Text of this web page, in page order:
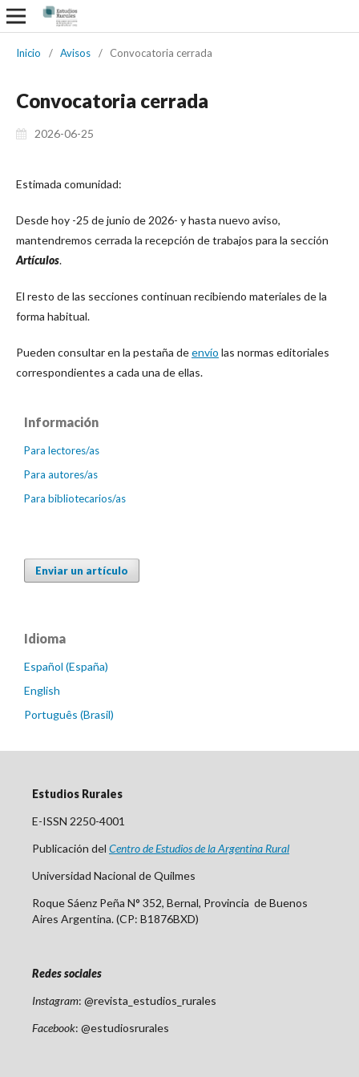
Inicio / Avisos / Convocatoria cerrada
Convocatoria cerrada
2026-06-25
Estimada comunidad:
Desde hoy -25 de junio de 2026- y hasta nuevo aviso,
mantendremos cerrada la recepción de trabajos para la sección
Artículos.
El resto de las secciones continuan recibiendo materiales de la
forma habitual.
Pueden consultar en la pestaña deenvío las normas editoriales
correspondientes a cada una de ellas.
Información
Para lectores/as
Para autores/as
Para bibliotecarios/as
Enviar un artículo
Idioma
Español (España)
English
Português (Brasil)
Estudios Rurales
E-ISSN 2250-4001
Publicación del Centrode Estudios de la Argentina Rural
Universidad Nacional de Quilmes
Roque Sáenz Peña N° 352, Bernal, Provincia de Buenos
Aires Argentina. (CP: B1876BXD)
Redes sociales
Instagram: @revista_estudios_rurales
Facebook: @estudiosrurales